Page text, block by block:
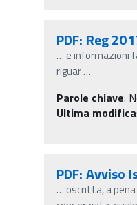
PDF: Reg
… e informazioni
riguar…
Parole chiave:
Ultima modifica:
PDF:
… oscritta, a